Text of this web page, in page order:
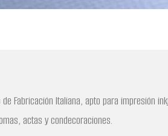
de Fabricación Italiana, apto para impresión
actas y condecoraciones.